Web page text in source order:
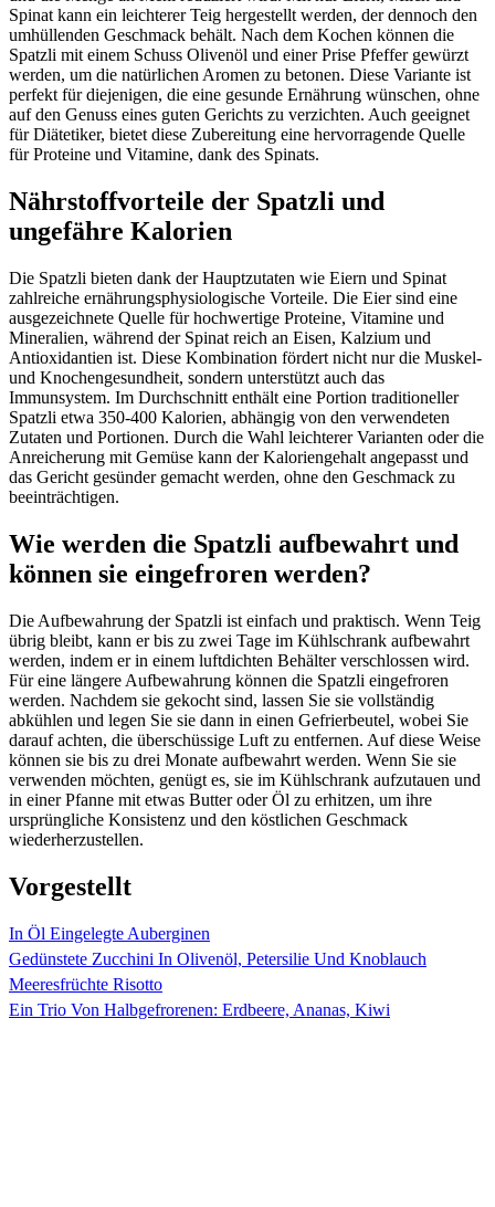
Spinat kann ein leichterer Teig hergestellt werden, der dennoch den
umhüllenden Geschmack behält. Nach dem Kochen können die
Spatzli mit einem Schuss Olivenöl und einer Prise Pfeffer gewürzt
werden, um die natürlichen Aromen zu betonen. Diese Variante ist
perfekt für diejenigen, die eine gesunde Ernährung wünschen, ohne
auf den Genuss eines guten Gerichts zu verzichten. Auch geeignet
für Diätetiker, bietet diese Zubereitung eine hervorragende Quelle
für Proteine und Vitamine, dank des Spinats.
Nährstoffvorteile der Spatzli und
ungefähre Kalorien
Die Spatzli bieten dank der Hauptzutaten wie Eiern und Spinat
zahlreiche ernährungsphysiologische Vorteile. Die Eier sind eine
ausgezeichnete Quelle für hochwertige Proteine, Vitamine und
Mineralien, während der Spinat reich an Eisen, Kalzium und
Antioxidantien ist. Diese Kombination fördert nicht nur die Muskel-
und Knochengesundheit, sondern unterstützt auch das
Immunsystem. Im Durchschnitt enthält eine Portion traditioneller
Spatzli etwa 350-400 Kalorien, abhängig von den verwendeten
Zutaten und Portionen. Durch die Wahl leichterer Varianten oder die
Anreicherung mit Gemüse kann der Kaloriengehalt angepasst und
das Gericht gesünder gemacht werden, ohne den Geschmack zu
beeinträchtigen.
Wie werden die Spatzli aufbewahrt und
können sie eingefroren werden?
Die Aufbewahrung der Spatzli ist einfach und praktisch. Wenn Teig
übrig bleibt, kann er bis zu zwei Tage im Kühlschrank aufbewahrt
werden, indem er in einem luftdichten Behälter verschlossen wird.
Für eine längere Aufbewahrung können die Spatzli eingefroren
werden. Nachdem sie gekocht sind, lassen Sie sie vollständig
abkühlen und legen Sie sie dann in einen Gefrierbeutel, wobei Sie
darauf achten, die überschüssige Luft zu entfernen. Auf diese Weise
können sie bis zu drei Monate aufbewahrt werden. Wenn Sie sie
verwenden möchten, genügt es, sie im Kühlschrank aufzutauen und
in einer Pfanne mit etwas Butter oder Öl zu erhitzen, um ihre
ursprüngliche Konsistenz und den köstlichen Geschmack
wiederherzustellen.
Vorgestellt
In Öl Eingelegte Auberginen
Gedünstete Zucchini In Olivenöl, Petersilie Und Knoblauch
Meeresfrüchte Risotto
Ein Trio Von Halbgefrorenen: Erdbeere, Ananas, Kiwi